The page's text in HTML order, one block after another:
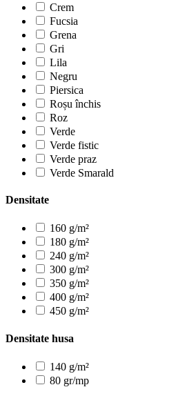
Crem
Fucsia
Grena
Gri
Lila
Negru
Piersica
Roșu închis
Roz
Verde
Verde fistic
Verde praz
Verde Smarald
Densitate
160 g/m²
180 g/m²
240 g/m²
300 g/m²
350 g/m²
400 g/m²
450 g/m²
Densitate husa
140 g/m²
80 gr/mp